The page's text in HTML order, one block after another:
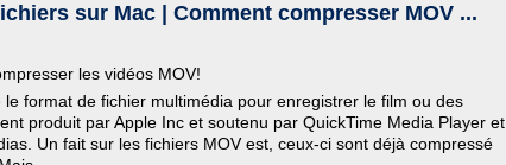
sur Mac | Comment compresser MOV ...
les vidéos MOV!
le format de fichier multimédia pour enregistrer le film ou des
produit par Apple Inc et soutenu par QuickTime Media Player et
Un fait sur les fichiers MOV est, ceux-ci sont déjà compressé